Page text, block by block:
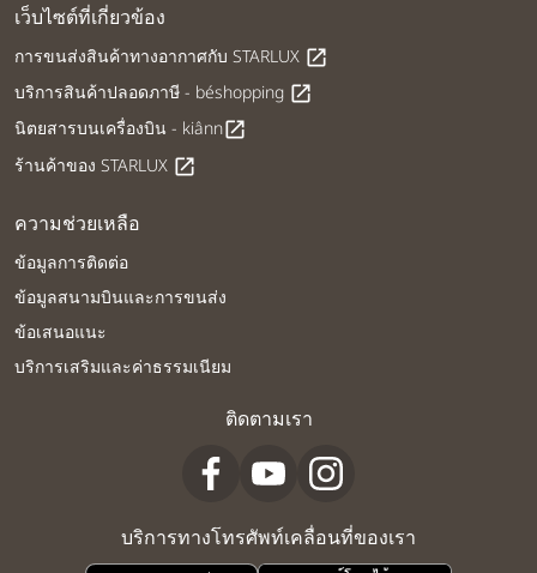
เว็บไซต์ที่เกี่ยวข้อง
การขนส่งสินค้าทางอากาศกับ STARLUX open_in_new
บริการสินค้าปลอดภาษี - béshopping open_in_new
นิตยสารบนเครื่องบิน - kiânnopen_in_new
ร้านค้าของ STARLUX open_in_new
ความช่วยเหลือ
ข้อมูลการติดต่อ
ข้อมูลสนามบินและการขนส่ง
ข้อเสนอแนะ
บริการเสริมและค่าธรรมเนียม
ติดตามเรา
บริการทางโทรศัพท์เคลื่อนที่ของเรา